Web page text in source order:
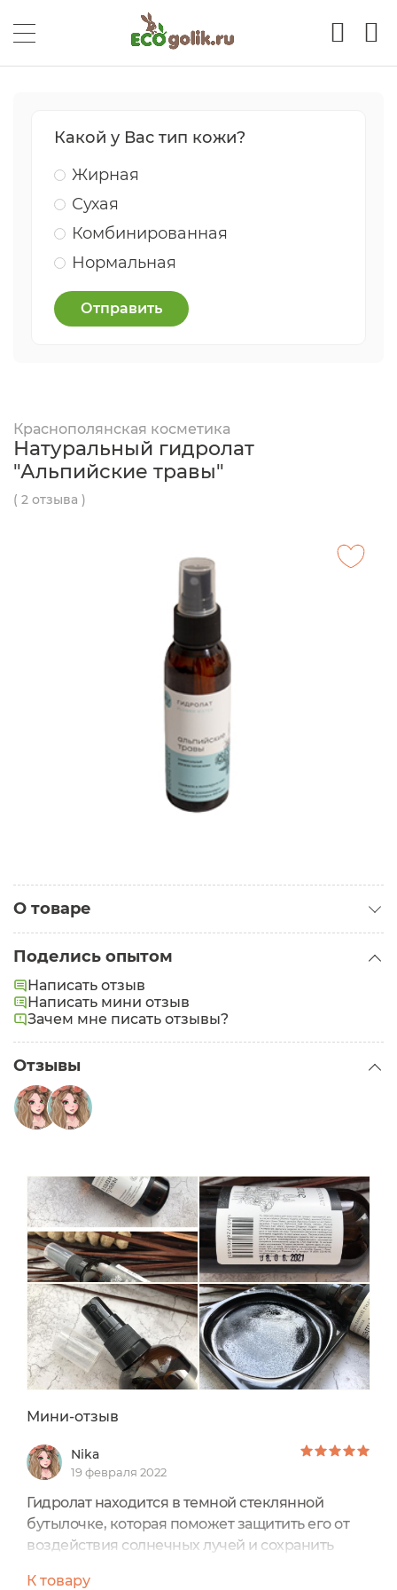
Какой у Вас тип кожи?
Жирная
Сухая
Комбинированная
Нормальная
Отправить
Краснополянская косметика
Натуральный гидролат
"Альпийские травы"
( 2 отзыва )
О товаре
Поделись опытом
Написать отзыв
Написать мини отзыв
Зачем мне писать отзывы?
Отзывы
Мини-отзыв
Nika
19 февраля 2022
Гидролат находится в темной стеклянной
бутылочке, которая поможет защитить его от
воздействия солнечных лучей и сохранить
К товару